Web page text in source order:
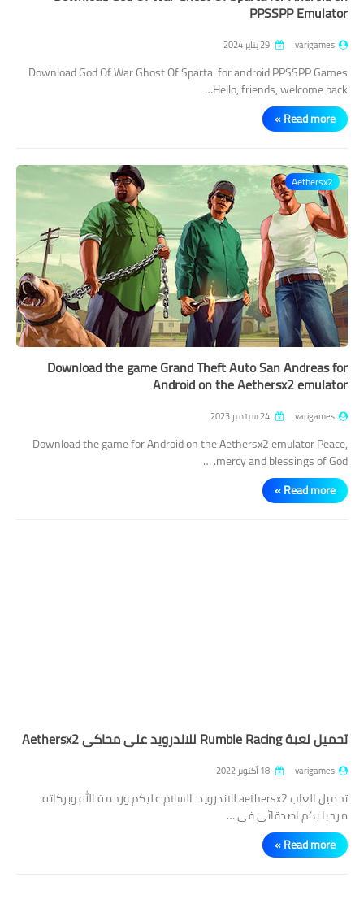
PPSSPP Emulator
varigames
Download God Of War Ghost Of Sparta for android PPSSPP Games
Hello, friends, welcome back…
Read more »
Aethersx2
Download the game Grand Theft Auto San Andreas for
Android on the Aethersx2 emulator
varigames
Download the game for Android on the Aethersx2 emulator Peace,
mercy and blessings of God. …
Read more »
تحميل لعبة Rumble Racing للاندرويد على محاكي Aethersx2
varigames
تحميل العاب aethersx2 للاندرويد السلام عليكم ورحمة الله وبركاته
مرحبا بكم اصدقائي في …
Read more »